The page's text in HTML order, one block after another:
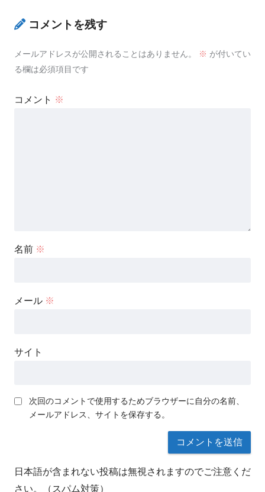
コメントを残す
メールアドレスが公開されることはありません。 ※ が付いてい
る欄は必須項目です
コメント ※
名前 ※
メール ※
サイト
次回のコメントで使用するためブラウザーに自分の名前、
メールアドレス、サイトを保存する。
日本語が含まれない投稿は無視されますのでご注意くだ
さい。（スパム対策）